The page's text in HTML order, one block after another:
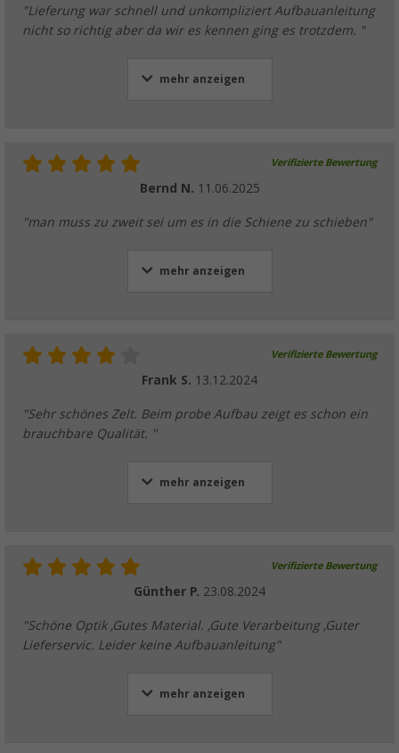
"Lieferung war schnell und unkompliziert Aufbauanleitung
nicht so richtig aber da wir es kennen ging es trotzdem. "
mehr anzeigen
Verifizierte Bewertung
Bernd N. 11.06.2025
"man muss zu zweit sei um es in die Schiene zu schieben"
mehr anzeigen
Verifizierte Bewertung
Frank S. 13.12.2024
"Sehr schönes Zelt. Beim probe Aufbau zeigt es schon ein
brauchbare Qualität. "
mehr anzeigen
Verifizierte Bewertung
Günther P. 23.08.2024
"Schöne Optik ,Gutes Material. ,Gute Verarbeitung ,Guter
Lieferservic. Leider keine Aufbauanleitung"
mehr anzeigen